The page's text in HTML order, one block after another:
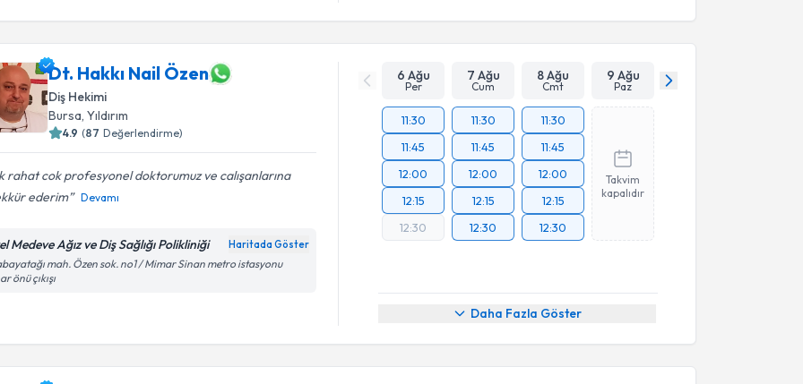
Dt. Hakkı Nail Özen
Diş Hekimi
Bursa , Yıldırım
4.9 (87 Değerlendirme)
rahat cok profesyonel doktorumuz ve calışanlarına
ederim
Devamı
Medeve Ağız ve Diş Sağlığı Polikliniği Haritada Göster
mah. Özen sok. no1 / Mimar Sinan metro istasyonu
önü çıkışı
6 Ağu
Per
7 Ağu
Cum
8 Ağu
Cmt
9 Ağu
Paz
11:30
11:45
12:00
12:15
12:30
11:30
11:45
12:00
12:15
12:30
11:30
11:45
12:00
12:15
12:30
Takvim
kapalıdır
Daha Fazla Göster